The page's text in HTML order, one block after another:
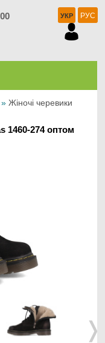
УКР РУС
» Жіночі черевики
1460-274 оптом
❭